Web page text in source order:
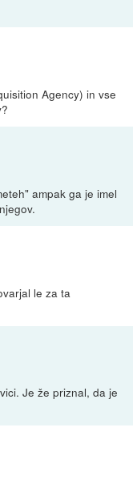
Agency) in vse
ampak ga je imel
le za ta
Je že priznal, da je